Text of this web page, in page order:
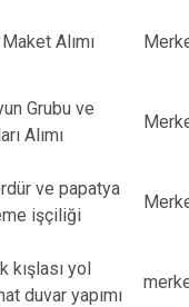
Alımı
Grubu ve
Alımı
ve papatya
işçiliği
kışlası yol
duvar yapımı